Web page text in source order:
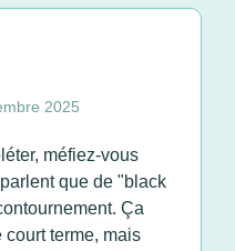
2025
méfiez-vous
que de "black
Ça
court terme, mais